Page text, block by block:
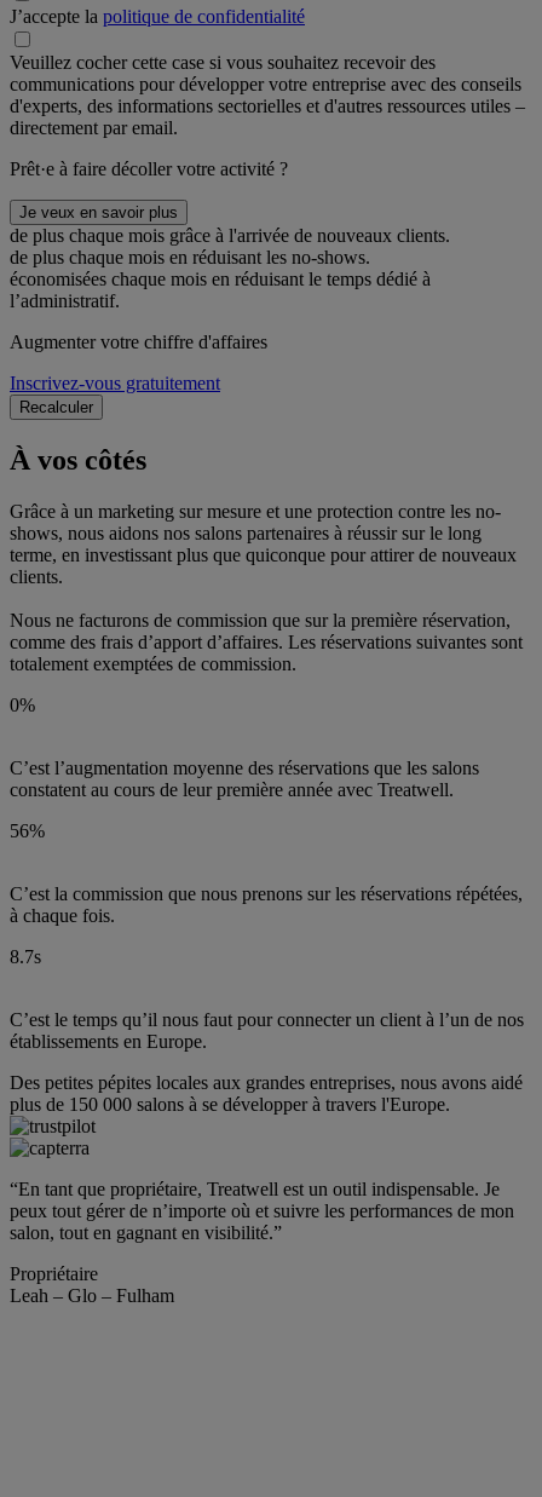
J’accepte la politique de confidentialité
Veuillez cocher cette case si vous souhaitez recevoir des
communications pour développer votre entreprise avec des conseils
d'experts, des informations sectorielles et d'autres ressources utiles –
directement par email.
Prêt·e à faire décoller votre activité ?
Je veux en savoir plus
de plus chaque mois grâce à l'arrivée de nouveaux clients.
de plus chaque mois en réduisant les no-shows.
économisées chaque mois en réduisant le temps dédié à
l’administratif.
Augmenter votre chiffre d'affaires
Inscrivez-vous gratuitement
Recalculer
À vos côtés
Grâce à un marketing sur mesure et une protection contre les no-
shows, nous aidons nos salons partenaires à réussir sur le long
terme, en investissant plus que quiconque pour attirer de nouveaux
clients.
Nous ne facturons de commission que sur la première réservation,
comme des frais d’apport d’affaires. Les réservations suivantes sont
totalement exemptées de commission.
0%
C’est l’augmentation moyenne des réservations que les salons
constatent au cours de leur première année avec Treatwell.
56%
C’est la commission que nous prenons sur les réservations répétées,
à chaque fois.
8.7s
C’est le temps qu’il nous faut pour connecter un client à l’un de nos
établissements en Europe.
Des petites pépites locales aux grandes entreprises, nous avons aidé
plus de 150 000 salons à se développer à travers l'Europe.
“En tant que propriétaire, Treatwell est un outil indispensable. Je
peux tout gérer de n’importe où et suivre les performances de mon
salon, tout en gagnant en visibilité.”
Propriétaire
Leah – Glo – Fulham